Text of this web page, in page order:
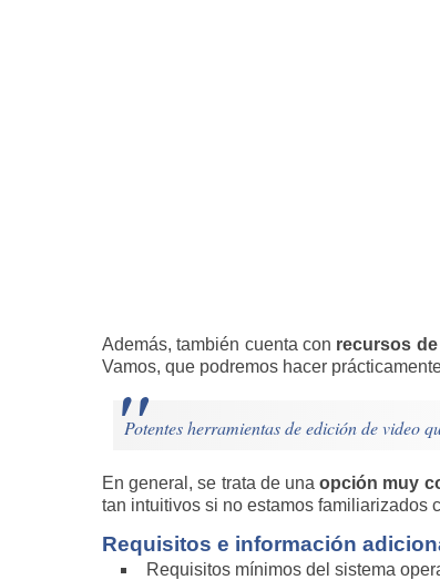
Además, también cuenta con recursos
Vamos, que podremos hacer
Potentes herramientas de edición de video
En general, se trata de unaopción muy
tan intuitivos si no estamos familiarizados
Requisitos e información
Requisitos mínimos del sistema